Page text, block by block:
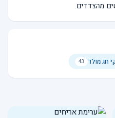
מהצדדים.
חג מולד 43